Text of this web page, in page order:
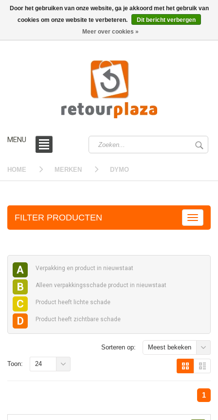
MENU
HOME MERKEN DYMO
FILTER PRODUCTEN
A Verpakking en product in nieuwstaat
B Alleen verpakkingsschade product in nieuwstaat
C Product heeft lichte schade
D Product heeft zichtbare schade
Sorteren op: Meest bekeken
1
Toon: 24
Door het gebruiken van onze website, ga je akkoord met het gebruik van
cookies om onze website te verbeteren.
Dit bericht verbergen
Meer over cookies »